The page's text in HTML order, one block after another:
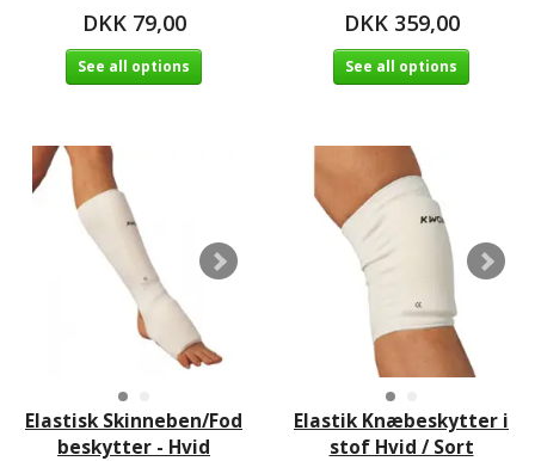
DKK 79,00
See all options
DKK 359,00
See all options
Elastisk Skinneben/Fod
beskytter - Hvid
Elastik Knæbeskytter i
stof Hvid / Sort